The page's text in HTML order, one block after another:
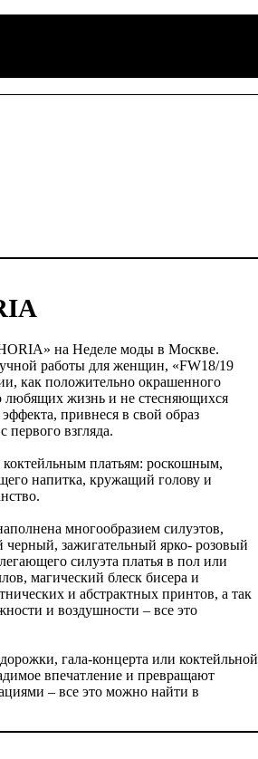
на Неделе моды в Москве.
работы для женщин, «FW18/19
как положительно окрашенного
любящих жизнь и не стесняющихся
привнеся в свой образ
первого взгляда.
платьям: роскошным,
напитка, кружащий голову и
многообразием силуэтов,
зажигательный ярко- розовый
силуэта платья в пол или
магический блеск бисера и
и абстрактных принтов, а так
и воздушности – все это
гала-концерта или коктейльной
впечатление и превращают
– все это можно найти в